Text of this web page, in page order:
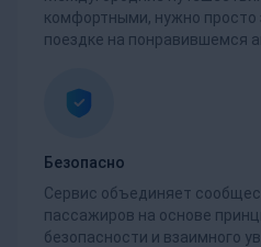
комфортными, нужно просто
поездке на понравившемся
Безопасно
Сервис объединяет
пассажиров на основе
безопасности и взаимного